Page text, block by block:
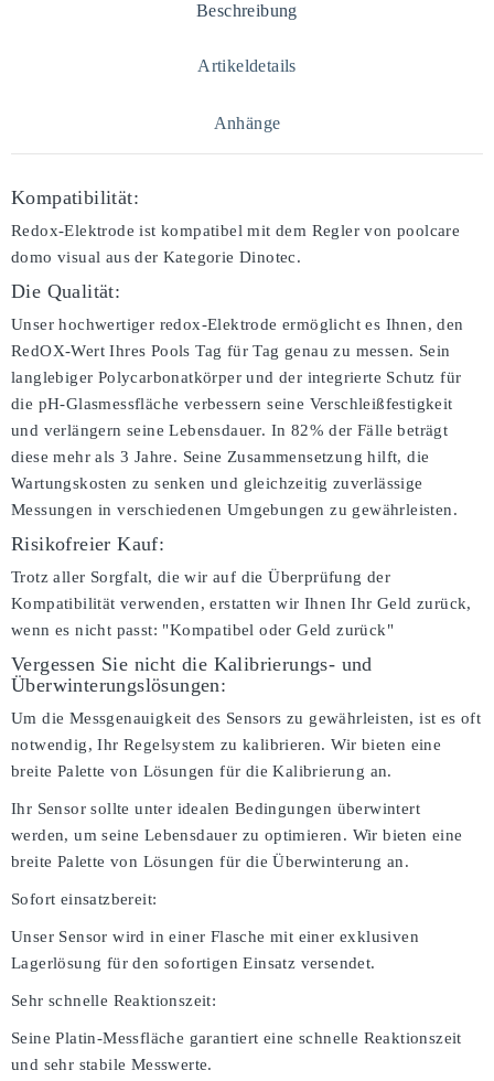
Beschreibung
Artikeldetails
Anhänge
Kompatibilität:
Redox-Elektrode ist kompatibel mit dem Regler von poolcare
domo visual aus der Kategorie Dinotec.
Die Qualität:
Unser hochwertiger redox-Elektrode ermöglicht es Ihnen, den
RedOX-Wert Ihres Pools Tag für Tag genau zu messen. Sein
langlebiger Polycarbonatkörper und der integrierte Schutz für
die pH-Glasmessfläche verbessern seine Verschleißfestigkeit
und verlängern seine Lebensdauer. In 82% der Fälle beträgt
diese mehr als 3 Jahre. Seine Zusammensetzung hilft, die
Wartungskosten zu senken und gleichzeitig zuverlässige
Messungen in verschiedenen Umgebungen zu gewährleisten.
Risikofreier Kauf:
Trotz aller Sorgfalt, die wir auf die Überprüfung der
Kompatibilität verwenden, erstatten wir Ihnen Ihr Geld zurück,
wenn es nicht passt: "Kompatibel oder Geld zurück"
Vergessen Sie nicht die Kalibrierungs- und
Überwinterungslösungen:
Um die Messgenauigkeit des Sensors zu gewährleisten, ist es oft
notwendig, Ihr Regelsystem zu kalibrieren. Wir bieten eine
breite Palette von Lösungen für die Kalibrierung an.
Ihr Sensor sollte unter idealen Bedingungen überwintert
werden, um seine Lebensdauer zu optimieren. Wir bieten eine
breite Palette von Lösungen für die Überwinterung an.
Sofort einsatzbereit:
Unser Sensor wird in einer Flasche mit einer exklusiven
Lagerlösung für den sofortigen Einsatz versendet.
Sehr schnelle Reaktionszeit:
Seine Platin-Messfläche garantiert eine schnelle Reaktionszeit
und sehr stabile Messwerte.